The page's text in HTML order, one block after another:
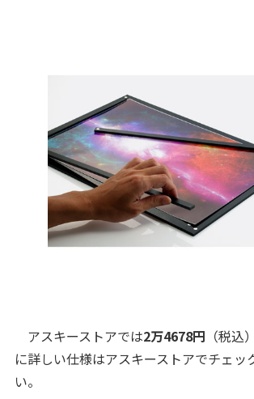
アスキーストアでは2万4678円 （税
に詳しい仕様はアスキーストアでチェッ
い。